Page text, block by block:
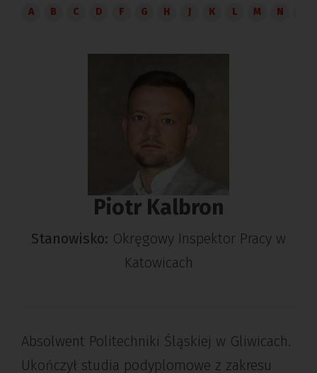
A B C D F G H J K L M N
Piotr Kalbron
Stanowisko: Okręgowy Inspektor Pracy w
Katowicach
Absolwent Politechniki Śląskiej w Gliwicach.
Ukończył studia podyplomowe z zakresu